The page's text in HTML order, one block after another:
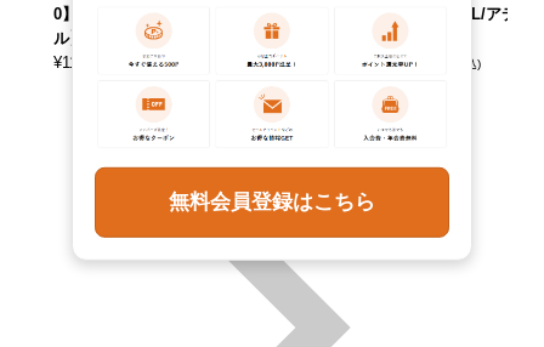
0】 【Elulu/エル
ル】
¥11,990 (税込) 13,090(税込)
9】 【ADEL/アデ
ル】
¥13,090 (税込)
無料会員登録はこちら